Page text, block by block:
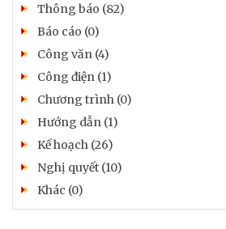
Thông báo (82)
Báo cáo (0)
Công văn (4)
Công điện (1)
Chương trình (0)
Hướng dẫn (1)
Kế hoạch (26)
Nghị quyết (10)
Khác (0)